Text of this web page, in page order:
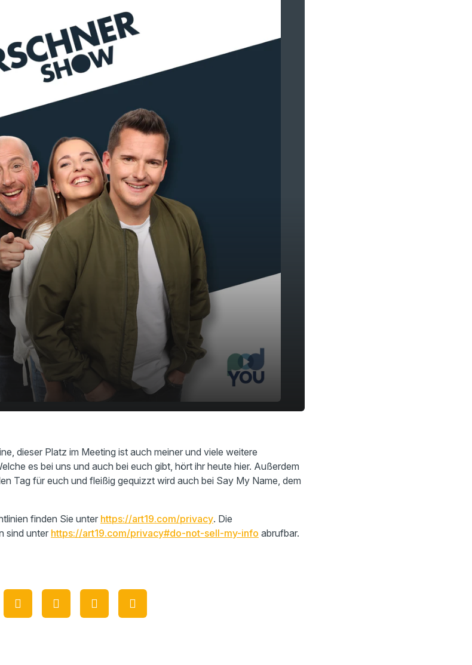
dieser Platz im Meeting ist auch meiner und viele weitere
es bei uns und auch bei euch gibt, hört ihr heute hier. Außerdem
Tag für euch und fleißig gequizzt wird auch bei Say My Name, dem
finden Sie unter https://art19.com/privacy. Die
sind unter https://art19.com/privacy#do-not-sell-my-info abrufbar.